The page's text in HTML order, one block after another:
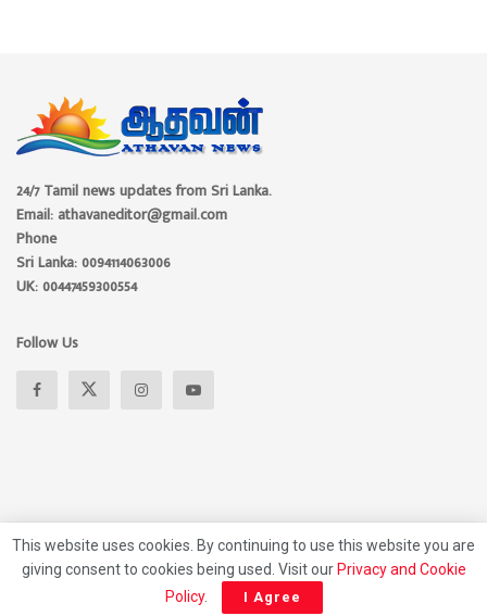
24/7 Tamil news updates from Sri Lanka.
Email: athavaneditor@gmail.com
Phone
Sri Lanka: 0094114063006
UK: 00447459300554
Follow Us
About Privacy Policy Contact Us
This website uses cookies. By continuing to use this website you are
giving consent to cookies being used. Visit our Privacy and Cookie
Policy. I Agree